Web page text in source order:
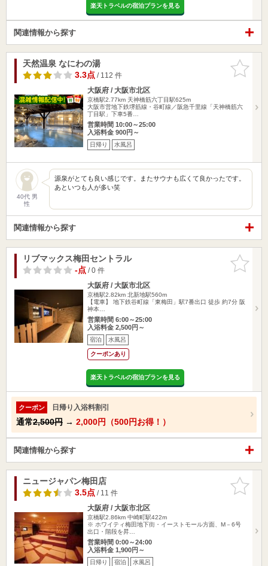
楽天トラベルの宿泊プランを見る
関連情報から探す
お気に入
りに追加
天然温泉 なにわの湯
3.3点/ 112 件
大阪府 / 大阪市北区
京橋駅2.77km 天神橋筋六丁目駅625m
大阪市営地下鉄堺筋線・谷町線／阪急千里線「天神橋筋六
丁目駅」下車5番…
営業時間 10:00～25:00
入浴料金 900円～
日帰り 水風呂
40代 男
性
源泉がとても良い感じです。またサウナも広くて良かったです。
あといつも人が多い笑
関連情報から探す
お気に入
りに追加
リブマックス梅田セントラル
-点/ 0 件
大阪府 / 大阪市北区
京橋駅2.82km 北新地駅560m
【電車】 地下鉄谷町線「東梅田」駅7番出口 徒歩 約7分 阪
神本…
営業時間 6:00～25:00
入浴料金 2,500円～
宿泊 水風呂
クーポンあり
楽天トラベルの宿泊プランを見る
クーポン 日帰り入浴料割引
通常2,500円 → 2,000円（500円お得！）
関連情報から探す
お気に入
りに追加
ニュージャパン梅田店
3.5点/ 11 件
大阪府 / 大阪市北区
京橋駅2.86km 中崎町駅422m
※ ホワイティ梅田地下街・イーストモール方面、M－6号
出口・階段を昇…
営業時間 0:00～24:00
入浴料金 1,900円～
日帰り 宿泊 水風呂